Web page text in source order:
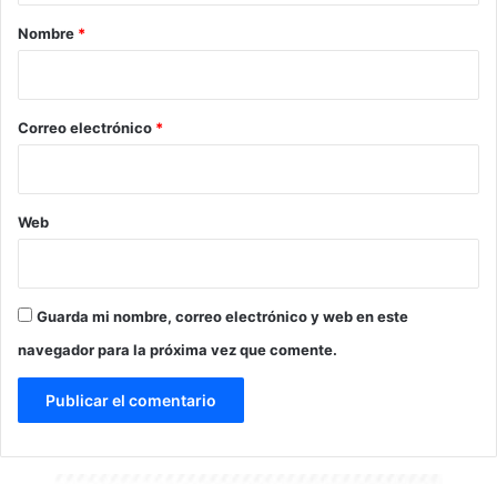
r
*
Nombre *
Correo electrónico *
Web
Guarda mi nombre, correo electrónico y web en este
navegador para la próxima vez que comente.